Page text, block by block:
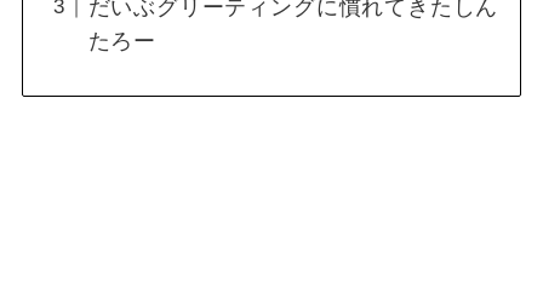
だいぶグリーティングに慣れてきたしん
たろー